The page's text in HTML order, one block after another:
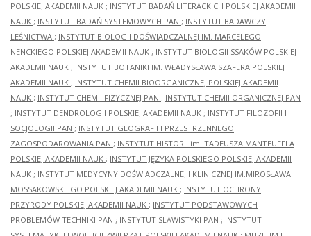
POLSKIEJ AKADEMII NAUK ; INSTYTUT BADAŃ LITERACKICH POLSKIEJ AKADEMII
NAUK ; INSTYTUT BADAŃ SYSTEMOWYCH PAN ; INSTYTUT BADAWCZY
LEŚNICTWA ; INSTYTUT BIOLOGII DOŚWIADCZALNEJ IM. MARCELEGO
NENCKIEGO POLSKIEJ AKADEMII NAUK ; INSTYTUT BIOLOGII SSAKÓW POLSKIEJ
AKADEMII NAUK ; INSTYTUT BOTANIKI IM. WŁADYSŁAWA SZAFERA POLSKIEJ
AKADEMII NAUK ; INSTYTUT CHEMII BIOORGANICZNEJ POLSKIEJ AKADEMII
NAUK ; INSTYTUT CHEMII FIZYCZNEJ PAN ; INSTYTUT CHEMII ORGANICZNEJ PAN
; INSTYTUT DENDROLOGII POLSKIEJ AKADEMII NAUK ; INSTYTUT FILOZOFII I
SOCJOLOGII PAN ; INSTYTUT GEOGRAFII I PRZESTRZENNEGO
ZAGOSPODAROWANIA PAN ; INSTYTUT HISTORII im. TADEUSZA MANTEUFFLA
POLSKIEJ AKADEMII NAUK ; INSTYTUT JĘZYKA POLSKIEGO POLSKIEJ AKADEMII
NAUK ; INSTYTUT MEDYCYNY DOŚWIADCZALNEJ I KLINICZNEJ IM.MIROSŁAWA
MOSSAKOWSKIEGO POLSKIEJ AKADEMII NAUK ; INSTYTUT OCHRONY
PRZYRODY POLSKIEJ AKADEMII NAUK ; INSTYTUT PODSTAWOWYCH
PROBLEMÓW TECHNIKI PAN ; INSTYTUT SLAWISTYKI PAN ; INSTYTUT